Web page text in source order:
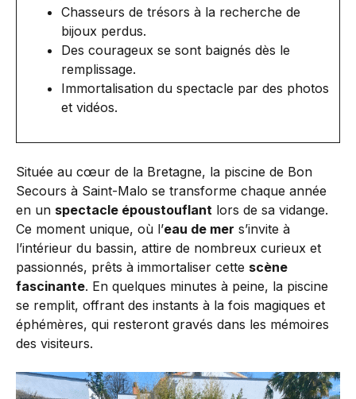
Chasseurs de trésors à la recherche de
bijoux perdus.
Des courageux se sont baignés dès le
remplissage.
Immortalisation du spectacle par des photos
et vidéos.
Située au cœur de la Bretagne, la piscine de Bon
Secours à Saint-Malo se transforme chaque année
en un spectacle époustouflant lors de sa vidange.
Ce moment unique, où l’eau de mer s’invite à
l’intérieur du bassin, attire de nombreux curieux et
passionnés, prêts à immortaliser cette scène
fascinante. En quelques minutes à peine, la piscine
se remplit, offrant des instants à la fois magiques et
éphémères, qui resteront gravés dans les mémoires
des visiteurs.